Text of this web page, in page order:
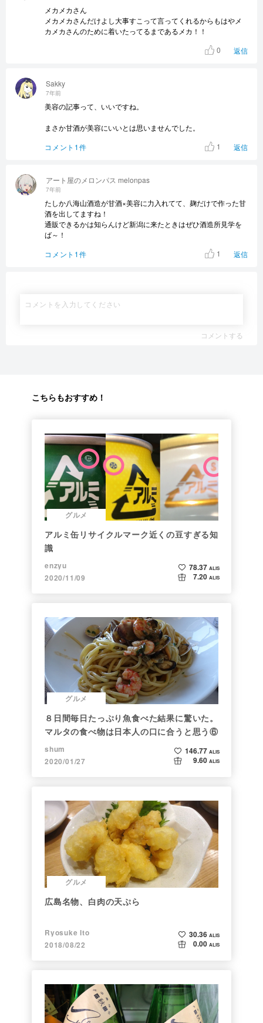
アート屋のメロンパス melonpas
7年前
たしか八海山酒造が甘酒×美容に力入れてて、麹だけで作った甘
酒を出してますね！
通販できるかは知らんけど新潟に来たときはぜひ酒造所見学を
ば～！
コメント1件
1 返信
Sakky
7年前
美容の記事って、いいですね。
まさか甘酒が美容にいいとは思いませんでした。
コメント1件
1 返信
メカメカさん
メカメカさんだけよし大事すこって言ってくれるからもはやメ
カメカさんのために着いたってるまであるメカ！！
0
返信
コメントする
こちらもおすすめ！
グルメ
アルミ缶リサイクルマーク近くの豆すぎる知
識
enzyu
2020/11/09
78.37 ALIS
7.20 ALIS
グルメ
８日間毎日たっぷり魚食べた結果に驚いた。
マルタの食べ物は日本人の口に合うと思う⑥
shum
2020/01/27
146.77 ALIS
9.60 ALIS
グルメ
広島名物、白肉の天ぷら
Ryosuke Ito
2018/08/22
30.36 ALIS
0.00 ALIS